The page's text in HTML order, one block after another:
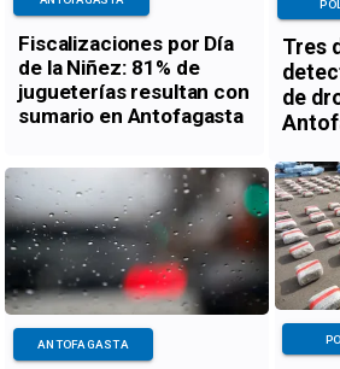
Fiscalizaciones por Día
de la Niñez: 81% de
jugueterías resultan con
sumario en Antofagasta
Tres
de
ANTOFAGASTA